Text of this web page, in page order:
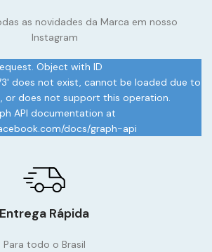
as novidades da Marca em nosso
Instagram
Object with ID
does not exist, cannot be loaded due to
or does not support this operation.
API documentation at
docs/graph-api
Entrega Rápida
Para todo o Brasil